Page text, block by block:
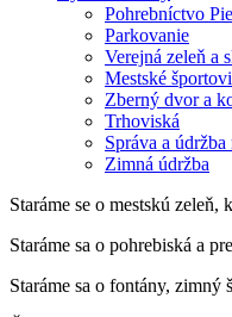
Pohrebníctvo
Parkovanie
Verejná zeleň a
Mestské
Zberný dvor a
Trhoviská
Správa a údržba
Zimná údržba
Staráme se o mestskú
Staráme sa o pohrebiská a
Staráme sa o fontány, zimný